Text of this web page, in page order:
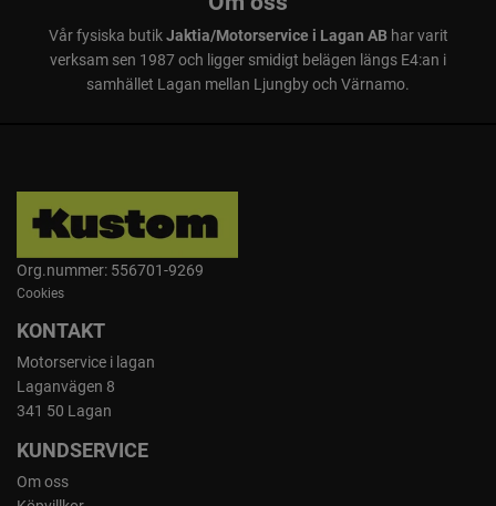
Den medföljande slangen är 5 meter lång, vilket ger
rörelsefrihet när högtryckstvätten används.
Vår fysiska butikJaktia/Motorservice i Lagan ABhar varit
verksam sen 1987 och ligger smidigt belägen längs E4:an i
samhället Lagan mellan Ljungby och Värnamo.
Org.nummer: 556701-9269
Cookies
KONTAKT
Motorservice i lagan
Laganvägen 8
341 50 Lagan
KUNDSERVICE
Om oss